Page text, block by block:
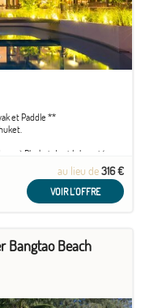
et Paddle **
à Phuket dont la beauté
de la mer d’Andaman.
relaxantes et inoubliables !
au lieu de316 €
VOIR L'OFFRE
Bangtao Beach